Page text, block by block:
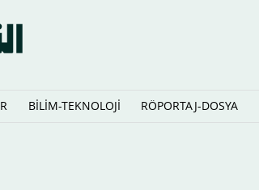
BİLİM-TEKNOLOJİ RÖPORTAJ-DOSYA